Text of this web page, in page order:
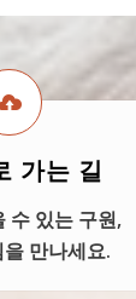
가는 길
수 있는 구원,
만나세요.